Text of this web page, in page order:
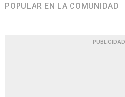
POPULAR EN LA COMUNIDAD
PUBLICIDAD